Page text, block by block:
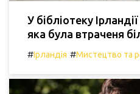
У бібліотеку
яка була втраченя
#Ірландія #Мистецтво та